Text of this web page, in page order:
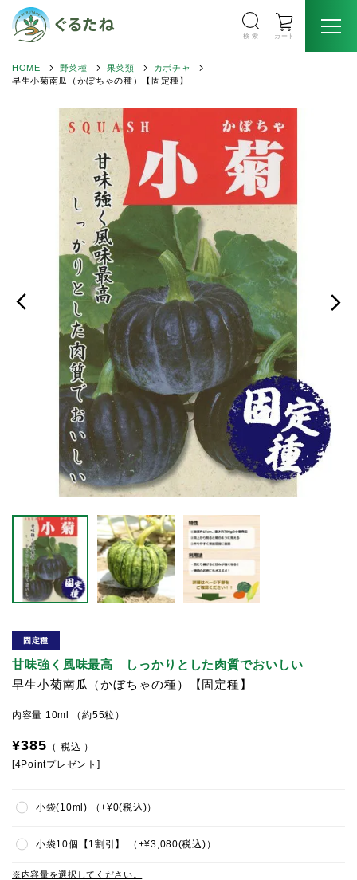
検 索 カート
HOME 野菜種 果菜類
カボチャ
早生小菊南瓜（かぼちゃの種）【固定種】
固定種
甘味強く風味最高 しっかりとした肉質でおいしい
早生小菊南瓜（かぼちゃの種）【固定種】
内容量 10ml （約55粒）
¥385
税込
[4Pointプレゼント]
内容量を選択してください。
小袋(10ml) +¥0 税込
小袋10個【1割引】 +¥3,080 税込